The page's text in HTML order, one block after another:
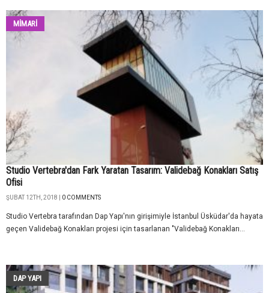
MİMARİ
Studio Vertebra'dan Fark Yaratan Tasarım: Validebağ Konakları Satış
Ofisi
ŞUBAT 12TH, 2018 | 0 COMMENTS
Studio Vertebra tarafından Dap Yapı'nın girişimiyle İstanbul Üsküdar'da hayata
geçen Validebağ Konakları projesi için tasarlanan "Validebağ Konakları...
DAP YAPI